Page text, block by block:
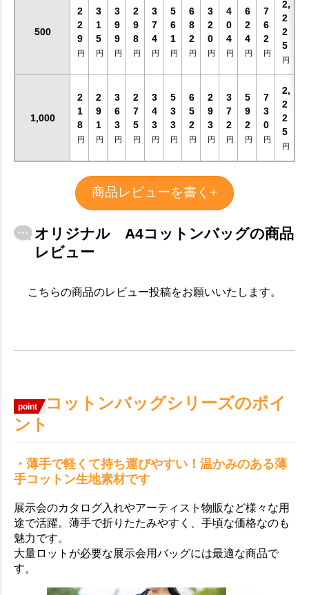
500
2
2
9
円
3
1
5
円
3
9
9
円
2
9
8
円
3
7
4
円
5
6
1
円
6
8
2
円
3
2
0
円
4
0
4
円
6
2
4
円
7
6
2
円
2,
2
2
5
円
1,000
2
1
8
円
2
9
1
円
3
6
3
円
2
7
5
円
3
4
3
円
5
3
3
円
6
5
2
円
2
9
3
円
3
7
2
円
5
9
2
円
7
3
0
円
2,
2
2
5
円
商品レビューを書く+
オリジナル A4コットンバッグの商品
レビュー
こちらの商品のレビュー投稿をお願いいたします。
point
コットンバッグシリーズのポイ
ント
・薄手で軽くて持ち運びやすい！温かみのある薄
手コットン生地素材です
展示会のカタログ入れやアーティスト物販など様々な用
途で活躍。薄手で折りたたみやすく、手頃な価格なのも
魅力です。
大量ロットが必要な展示会用バッグには最適な商品で
す。